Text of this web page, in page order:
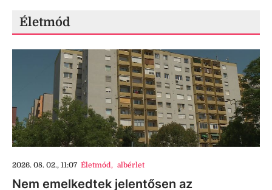
Életmód
2026. 08. 02., 11:07 Életmód, albérlet
Nem emelkedtek jelentősen az